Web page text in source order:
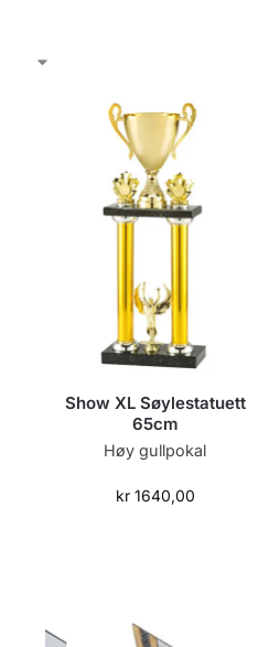
Show XL Søylestatuett
65cm
Høy gullpokal
kr1640,00